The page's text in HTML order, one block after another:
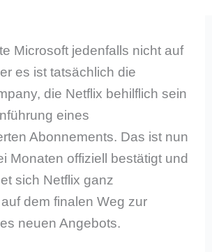
Microsoft jedenfalls nicht auf
es ist tatsächlich die
die Netflix behilflich sein
eines
Abonnements. Das ist nun
Monaten offiziell bestätigt und
sich Netflix ganz
dem finalen Weg zur
neuen Angebots.